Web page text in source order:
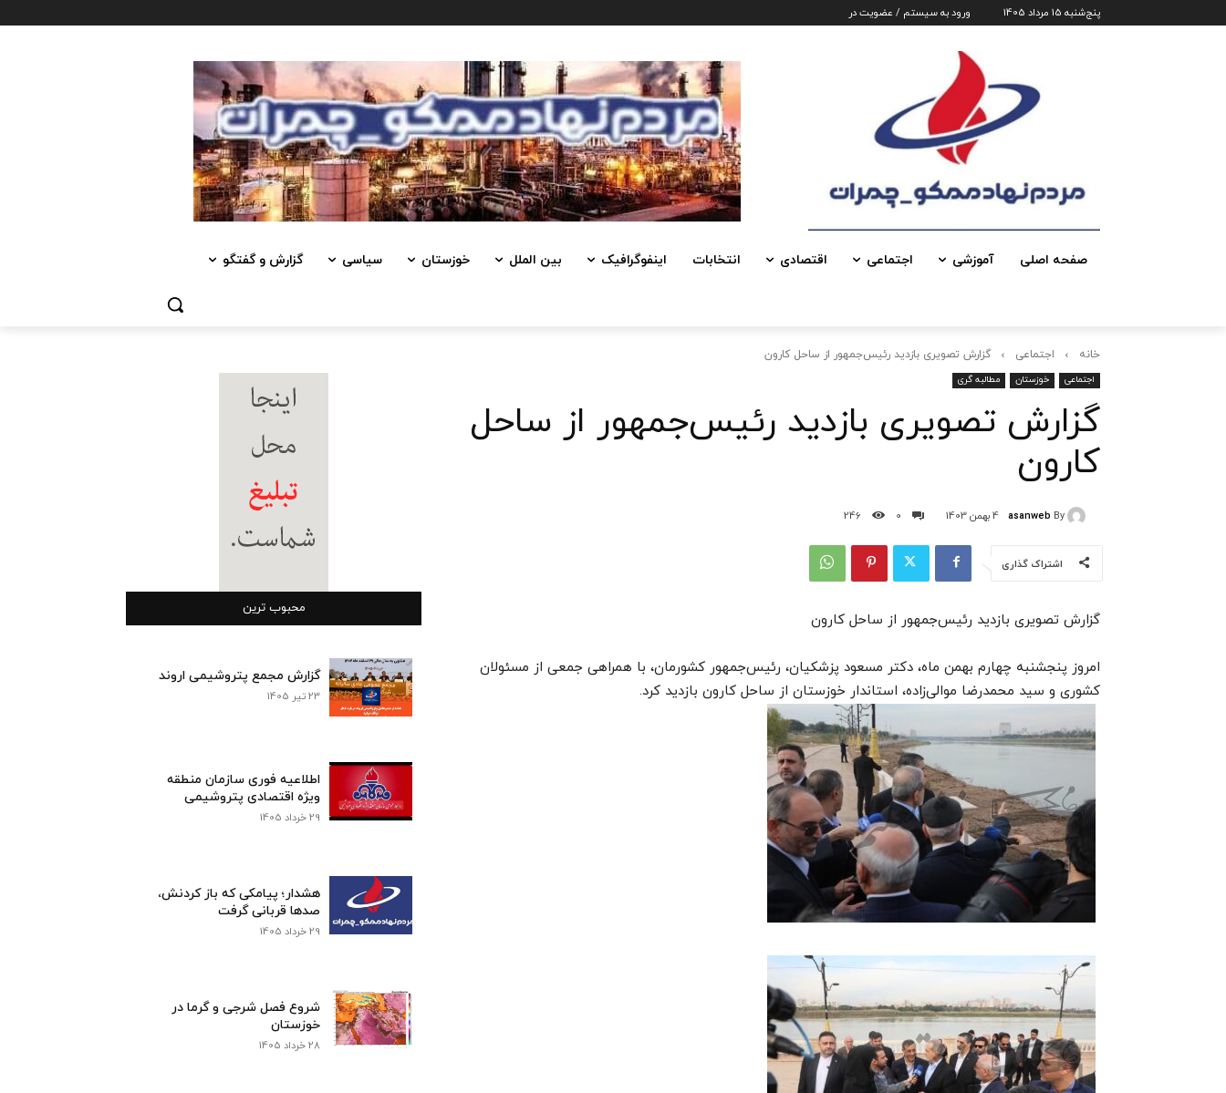
پنج‌شنبه 15 مرداد 1405 ورود به سیستم / عضویت در
صفحه اصلی آموزشی اجتماعی اقتصادی انتخابات اینفوگرافیک بین الملل خوزستان سیاسی گزارش و گفتگو
خانه اجتماعی گزارش تصویری بازدید رئیس‌جمهور از ساحل کارون
اجتماعی خوزستان مطالبه گری
گزارش تصویری بازدید رئیس‌جمهور از ساحل
کارون
By
asanweb 4 بهمن 1403 0
246
اشتراک گذاری
گزارش تصویری بازدید رئیس‌جمهور از ساحل کارون
امروز پنجشنبه چهارم بهمن ماه، دکتر مسعود پزشکیان، رئیس‌جمهور کشورمان، با همراهی جمعی از مسئولان
کشوری و سید محمدرضا موالی‌زاده، استاندار خوزستان از ساحل کارون بازدید کرد.
محبوب ترین
گزارش مجمع پتروشیمی اروند
23 تیر 1405
اطلاعیه فوری سازمان منطقه
ویژه اقتصادی پتروشیمی
29 خرداد 1405
هشدار؛ پیامکی که باز کردنش،
صدها قربانی گرفت
29 خرداد 1405
شروع فصل شرجی و گرما در
خوزستان
28 خرداد 1405